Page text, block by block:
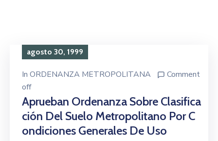
agosto 30, 1999
In ORDENANZA METROPOLITANA
Comment
off
Aprueban Ordenanza Sobre Clasifica
Ción Del Suelo Metropolitano Por C
Ondiciones Generales De Uso